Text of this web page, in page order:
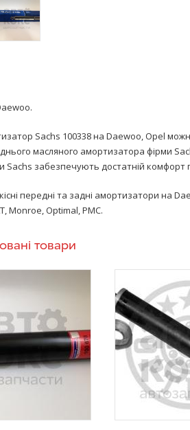
Sachs 100338 на Daewoo, Opel
масляного амортизатора фірми
Sachs забезпечують достатній комфорт
передні та задні амортизатори на
Monroe, Optimal, PMC.
товари